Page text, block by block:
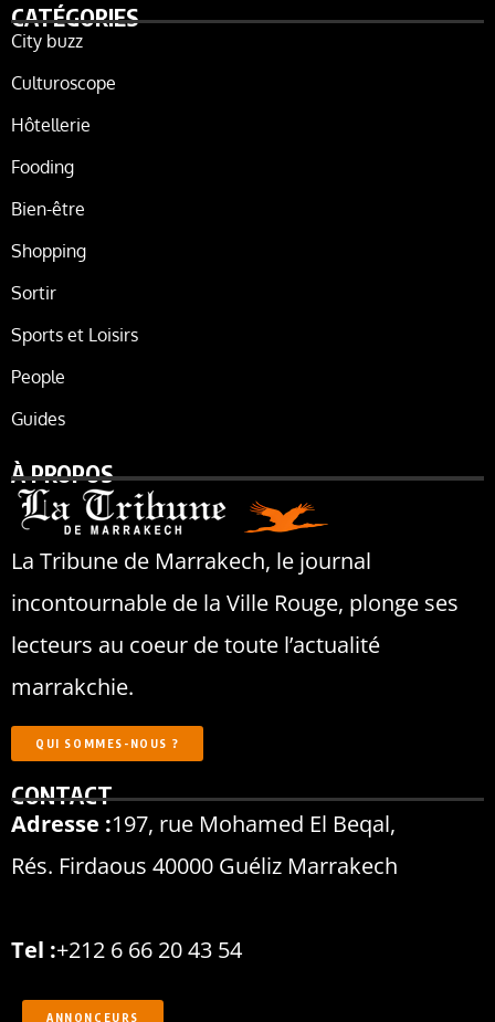
CATÉGORIES
City buzz
Culturoscope
Hôtellerie
Fooding
Bien-être
Shopping
Sortir
Sports et Loisirs
People
Guides
À PROPOS
La Tribune de Marrakech, le journal
incontournable de la Ville Rouge, plonge ses
lecteurs au coeur de toute l’actualité
marrakchie.
QUI SOMMES-NOUS ?
CONTACT
Adresse :197, rue Mohamed El Beqal,
Rés. Firdaous 40000 Guéliz Marrakech
Tel :+212 6 66 20 43 54
ANNONCEURS